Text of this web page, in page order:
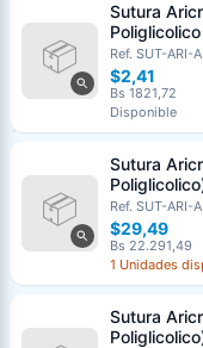
Sutura
Und ARIZI
Cónica
Ref. SUT-ARI-
$2,41
Bs 1821,72
Disponible
Sutura
Unds ARIZI
Punta
Ref. SUT-ARI-
$29,49
Bs 22.291,49
1 Unidades
Sutura
Email (opcional)
Cancelar